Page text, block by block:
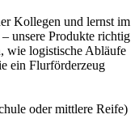
Kollegen und lernst im
unsere Produkte richtig
wie logistische Abläufe
ein Flurförderzeug
oder mittlere Reife)